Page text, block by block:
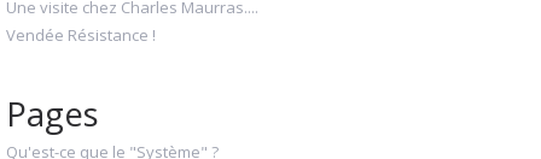
Une visite chez Charles Maurras....
Vendée Résistance !
Pages
Qu'est-ce que le "Système" ?